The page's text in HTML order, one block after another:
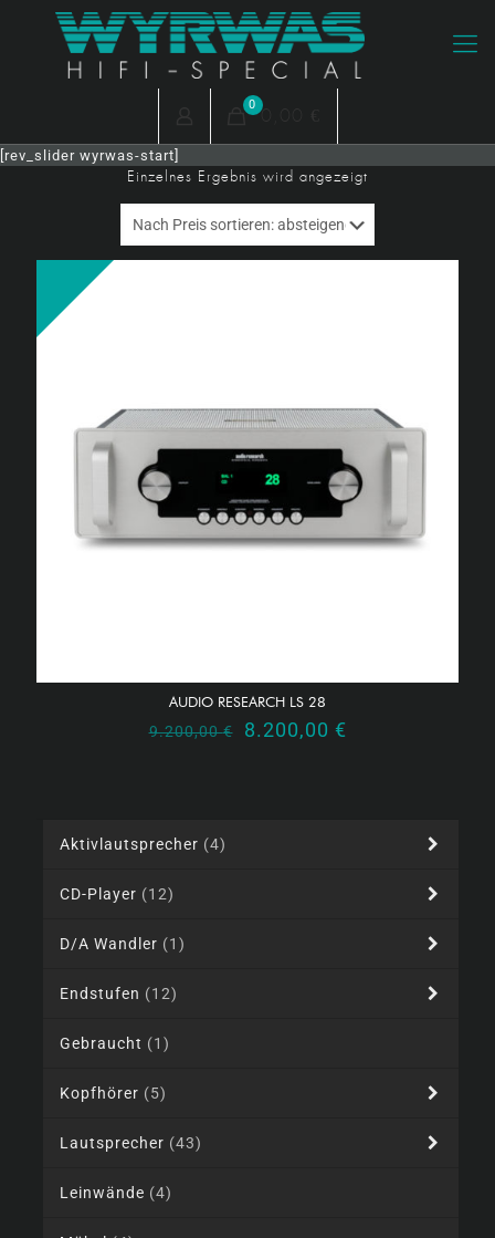
0 0,00 €
[rev_slider wyrwas-start]
Einzelnes Ergebnis wird angezeigt
AUDIO RESEARCH LS 28
9.200,00€
Ursprünglicher
8.200,00 €
Aktivlautsprecher (4)
CD-Player (12)
D/A Wandler (1)
Endstufen (12)
Gebraucht (1)
Kopfhörer (5)
Lautsprecher (43)
Leinwände (4)